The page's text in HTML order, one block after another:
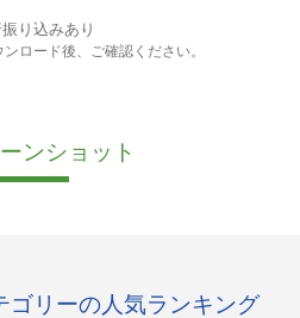
り込みあり
ロード後、ご確認ください。
ンショット
ゴリーの人気ランキング